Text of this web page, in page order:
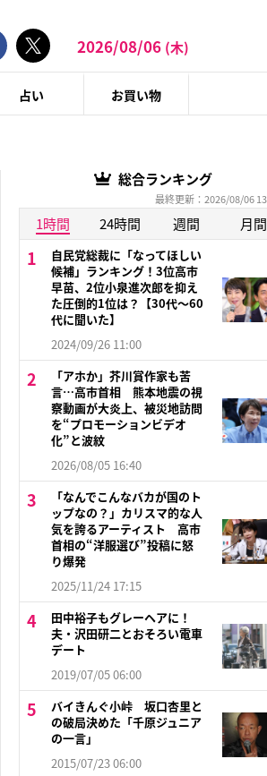
2026/08/06 (木)
占い お買い物
総合ランキング
最終更新：2026/08/06
1時間 24時間 週間 月間
自民党総裁に「なってほしい
候補」ランキング！3位高市
早苗、2位小泉進次郎を抑え
た圧倒的1位は？【30代〜60
代に聞いた】
2024/09/26 11:00
「アホか」芥川賞作家も苦
言…高市首相 熊本地震の視
察動画が大炎上、被災地訪問
を“プロモーションビデオ
化”と波紋
2026/08/05 16:40
「なんでこんなバカが国のト
ップなの？」カリスマ的な人
気を誇るアーティスト 高市
首相の“洋服選び”投稿に怒
り爆発
2025/11/24 17:15
田中裕子もグレーヘアに！
夫・沢田研二とおそろい電車
デート
2019/07/05 06:00
バイきんぐ小峠 坂口杏里と
の破局決めた「千原ジュニア
の一言」
2015/07/23 06:00